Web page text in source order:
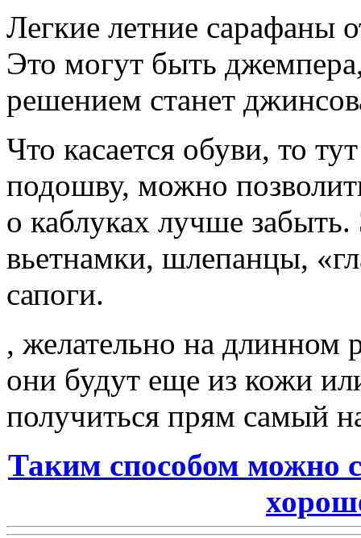
Легкие летние сарафаны
Это могут быть
решением станет
Что касается обуви, то
подошву, можно
о каблуках лучше
вьетнамки, шлепанцы,
сапоги.
, желательно на длинном
они будут еще из кожи
получиться прям самый
Таким способом можно